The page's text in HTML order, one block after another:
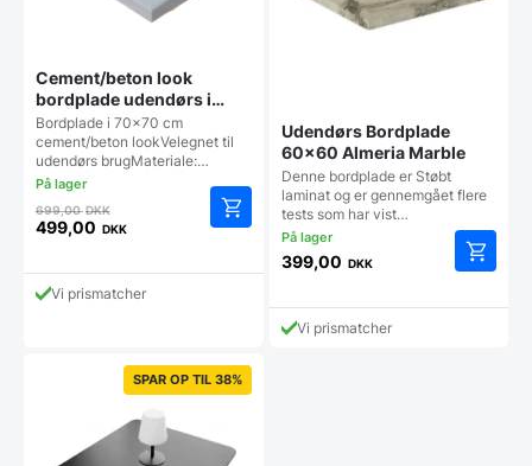
Cement/beton look
bordplade udendørs i
70×70
Bordplade i 70x70 cm
cement/beton lookVelegnet til
udendørs brugMateriale:…
699,00DKKDen
oprindelige
var:
699,00 DKK.
499,00 DKK
aktuelle
prisVi prismatcher
Udendørs Bordplade
60×60 Almeria Marble
Denne bordplade er Støbt
laminat og er gennemgået flere
tests som har vist…
399,00 DKK
Vi prismatcher
SPAR OP TIL 38%